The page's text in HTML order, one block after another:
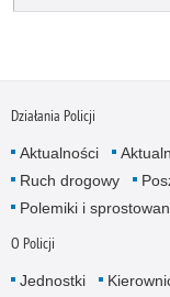
Działania Policji
Aktualności
Ruch drogowy
Polemiki i
O Policji
Jednostki